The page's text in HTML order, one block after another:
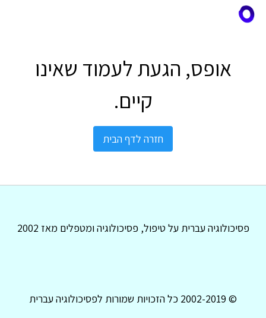
אופס, הגעת לעמוד שאינו
קיים.
חזרה לדף הבית
פסיכולוגיה עברית על טיפול, פסיכולוגיה ומטפלים מאז 2002
© 2002-2019 כל הזכויות שמורות לפסיכולוגיה עברית